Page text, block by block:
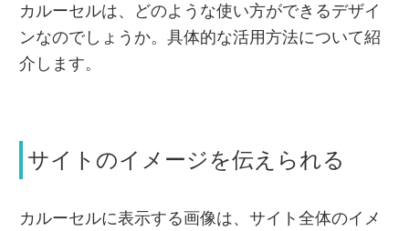
カルーセルは、どのような使い方ができるデザイ
ンなのでしょうか。具体的な活用方法について紹
介します。
サイトのイメージを伝えられる
カルーセルに表示する画像は、サイト全体のイメ